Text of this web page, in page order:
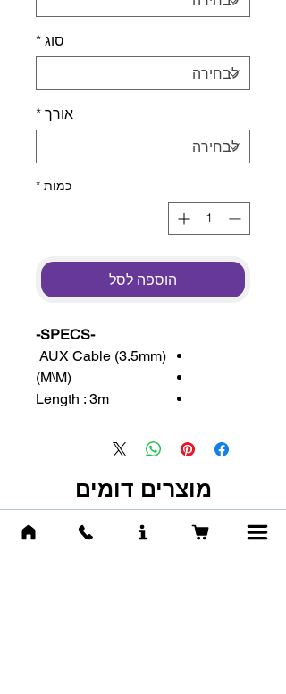
סוג *
אורך *
כמות *
הוספה לסל
-SPECS-
AUX Cable (3.5mm)
(M\M)
Length : 3m
מוצרים דומים